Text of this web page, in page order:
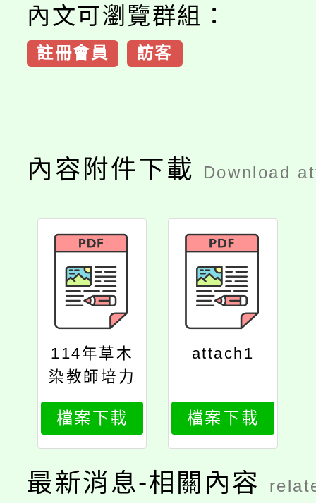
內文可瀏覽群組：
註冊會員 訪客
內容附件下載 Download
114年草木
染教師培力
工作坊
檔案下載
attach1
檔案下載
最新消息-相關內容